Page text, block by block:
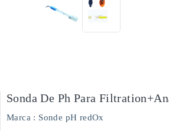
Sonda De Ph Para
Marca : Sonde pH redOx